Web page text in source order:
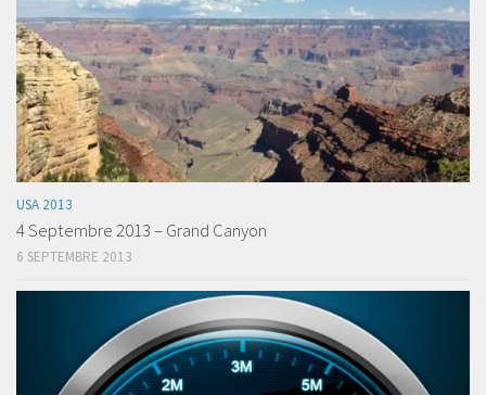
USA 2013
4 Septembre 2013 – Grand Canyon
6 SEPTEMBRE 2013